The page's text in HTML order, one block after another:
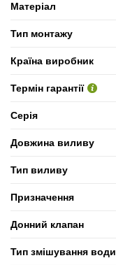
Матеріал
Тип монтажу
Країна виробник
Термін гарантії
Серія
Довжина виливу
Тип виливу
Призначення
Донний клапан
Тип змішування води